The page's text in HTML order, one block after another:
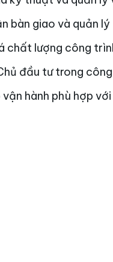
bàn giao và quản
chất lượng công
đầu tư trong
hành phù hợp